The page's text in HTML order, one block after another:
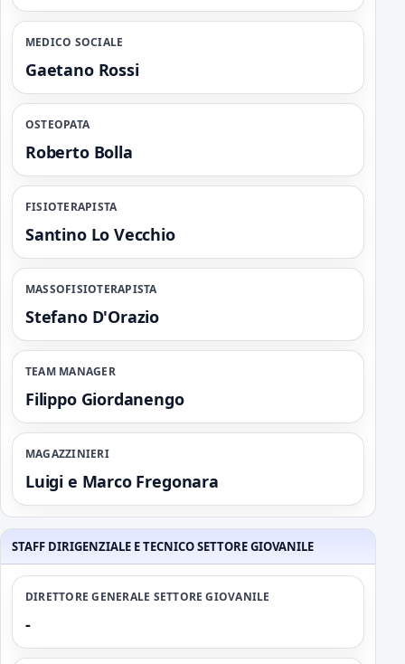
MEDICO SOCIALE
Gaetano Rossi
OSTEOPATA
Roberto Bolla
FISIOTERAPISTA
Santino Lo Vecchio
MASSOFISIOTERAPISTA
Stefano D'Orazio
TEAM MANAGER
Filippo Giordanengo
MAGAZZINIERI
Luigi e Marco Fregonara
STAFF DIRIGENZIALE E TECNICO SETTORE GIOVANILE
DIRETTORE GENERALE SETTORE GIOVANILE
-